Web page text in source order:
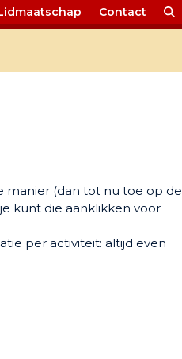
Contact
manier (dan tot nu toe op de
kunt die aanklikken voor
per activiteit: altijd even